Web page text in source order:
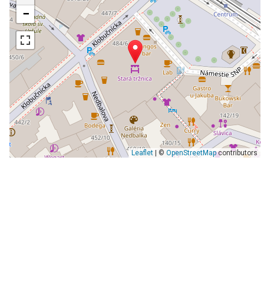
−
Leaflet| © OpenStreetMapcontributors